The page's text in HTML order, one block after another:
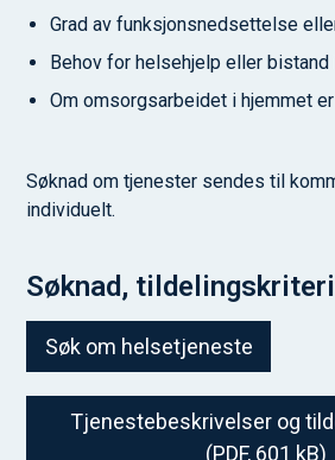
Grad av funksjonsnedsettelse
Behov for helsehjelp eller bistand
Om omsorgsarbeidet i hjemmet
Søknad om tjenester sendes til
individuelt.
Søknad,
Søk om helsetjeneste
Tjenestebeskrivelser og
(PDF, 601 kB)